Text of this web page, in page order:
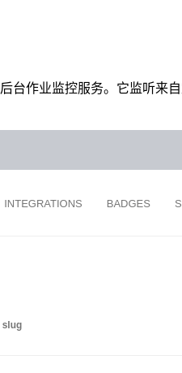
台作业监控服务。它监听来